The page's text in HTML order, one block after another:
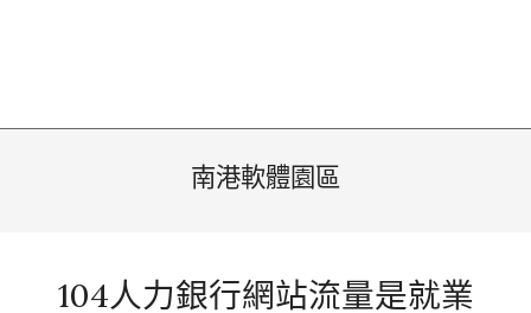
南港軟體園區
104人力銀行網站流量是就業